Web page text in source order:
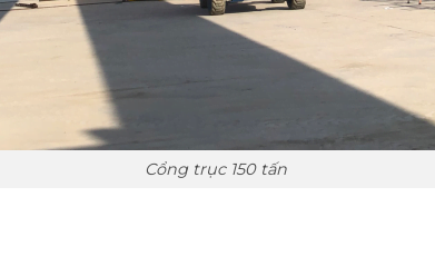
Cổng trục 150 tấn